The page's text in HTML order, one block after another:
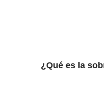
¿Qué es la